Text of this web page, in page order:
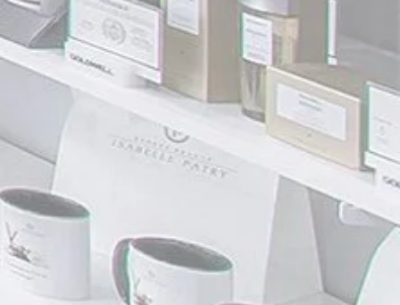
d'Helianthus Annuus (tournesol), EDTA
disodique, tocophérol, huile de noyau
de Prunus Armeniaca (abricot), filtrat
de ferment d'huile de noyau de
Pseudozyma Epicola/Argania
Spinosa, filtrat d'extrait de ferment
d'huile de graines de Pseudozyma
Epicola/Camellia Sinensis,
Quaternium-95, propanediol, extrait
de graines d'Helianthus Annuus
(tournesol), PEG-8, extrait de fruit
d'Euterpe Oleracea, extrait de Punica
Granatum, extrait de feuille de
Rosmarinus Officinalis (romarin),